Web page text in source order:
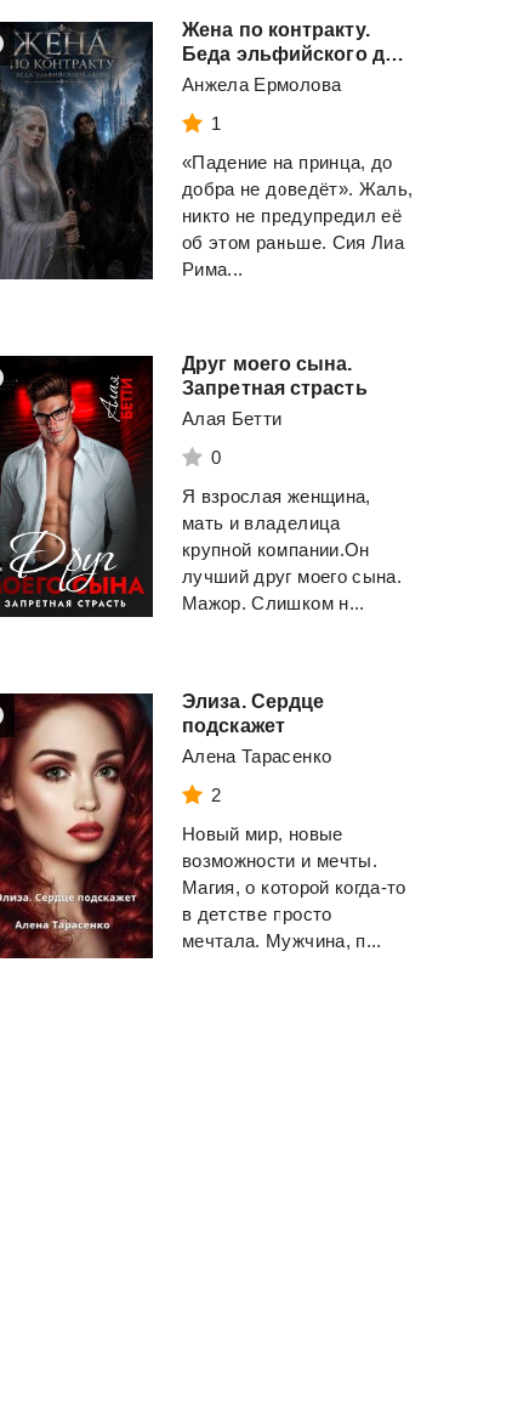
Кодекс Охотника
ещё 1 автор(а)
Смотреть
Жена по контракту.
Беда эльфийского двора.
Анжела Ермолова
1
«Падение на принца, до
добра не доведёт». Жаль,
никто не предупредил её
об этом раньше. Сия Лиа
Рима...
Друг моего сына.
Запретная страсть
Алая Бетти
0
Я взрослая женщина,
мать и владелица
крупной компании.Он
лучший друг моего сына.
Мажор. Слишком н...
Элиза. Сердце
подскажет
Алена Тарасенко
2
Новый мир, новые
возможности и мечты.
Магия, о которой когда-то
в детстве просто
мечтала. Мужчина, п...